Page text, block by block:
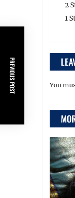
2
1
You
PREVIOUS POST